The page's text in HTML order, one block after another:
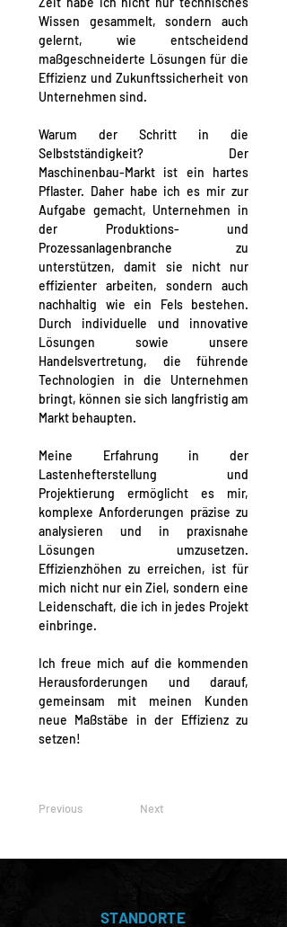
Wissen gesammelt, sondern auch
gelernt, wie entscheidend
maßgeschneiderte Lösungen für die
Effizienz und Zukunftssicherheit von
Unternehmen sind.
Warum der Schritt in die
Selbstständigkeit? Der
Maschinenbau-Markt ist ein hartes
Pflaster. Daher habe ich es mir zur
Aufgabe gemacht, Unternehmen in
der Produktions- und
Prozessanlagenbranche zu
unterstützen, damit sie nicht nur
effizienter arbeiten, sondern auch
nachhaltig wie ein Fels bestehen.
Durch individuelle und innovative
Lösungen sowie unsere
Handelsvertretung, die führende
Technologien in die Unternehmen
bringt, können sie sich langfristig am
Markt behaupten.
Meine Erfahrung in der
Lastenhefterstellung und
Projektierung ermöglicht es mir,
komplexe Anforderungen präzise zu
analysieren und in praxisnahe
Lösungen umzusetzen.
Effizienzhöhen zu erreichen, ist für
mich nicht nur ein Ziel, sondern eine
Leidenschaft, die ich in jedes Projekt
einbringe.
Ich freue mich auf die kommenden
Herausforderungen und darauf,
gemeinsam mit meinen Kunden
neue Maßstäbe in der Effizienz zu
setzen!
Previous Next
STANDORTE